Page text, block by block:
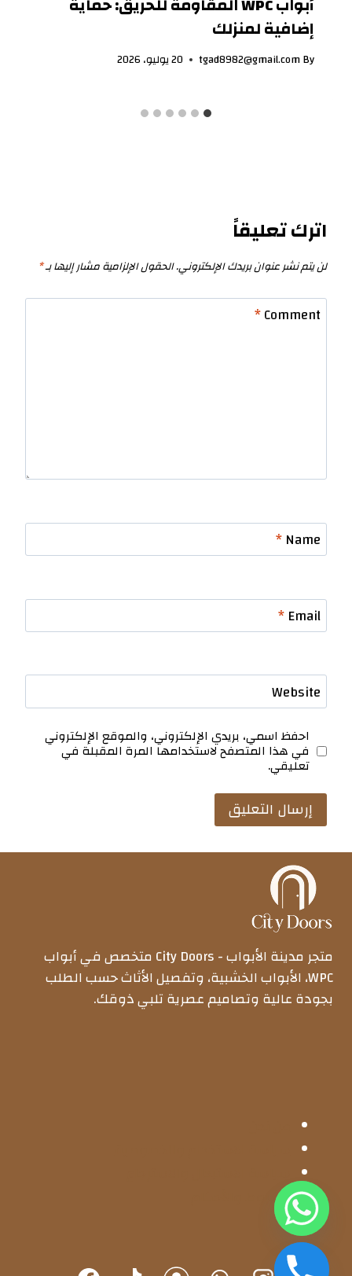
إضافية لمنزلك
By
tgad8982@gmail.com 20 يوليو، 2026
اترك تعليقاً
لن يتم نشر عنوان بريدك الإلكتروني.الحقول الإلزامية مشار إليها بـ*
Comment
*
Name
*
Email
*
Website
احفظ اسمي، بريدي الإلكتروني، والموقع الإلكتروني
في هذا المتصفح لاستخدامها المرة المقبلة في
تعليقي.
متجر مدينة الأبواب - City Doors متخصص في أبواب
WPC، الأبواب الخشبية، وتفصيل الأثاث حسب الطلب
بجودة عالية وتصاميم عصرية تلبي ذوقك.
الشروط والأحكام